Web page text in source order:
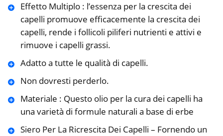
Effetto Multiplo : l’essenza per la crescita dei
capelli promuove efficacemente la crescita dei
capelli, rende i follicoli piliferi nutrienti e attivi e
rimuove i capelli grassi.
Adatto a tutte le qualità di capelli.
Non dovresti perderlo.
Materiale : Questo olio per la cura dei capelli ha
una varietà di formule naturali a base di erbe
Siero Per La Ricrescita Dei Capelli – Fornendo un